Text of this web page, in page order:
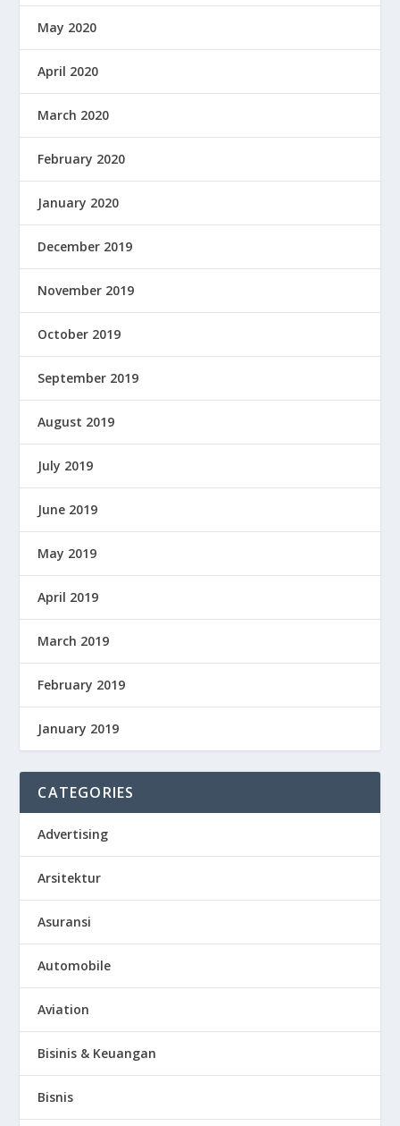
May 2020
April 2020
March 2020
February 2020
January 2020
December 2019
November 2019
October 2019
September 2019
August 2019
July 2019
June 2019
May 2019
April 2019
March 2019
February 2019
January 2019
CATEGORIES
Advertising
Arsitektur
Asuransi
Automobile
Aviation
Bisinis & Keuangan
Bisnis